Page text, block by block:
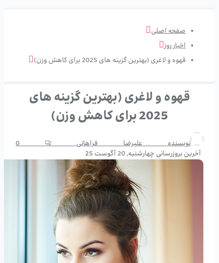
صفحه اصلی
اخبار روز
قهوه و لاغری (بهترین گزینه های 2025 برای کاهش وزن)
قهوه و لاغری (بهترین گزینه های
2025 برای کاهش وزن)
نویسندهعلیرضا فراهانی
0
آخرین بروزرسانی چهارشنبه, 20 آگوست 25